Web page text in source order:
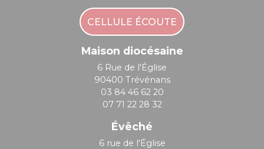
CELLULE ÉCOUTE
Maison diocésaine
6 Rue de l'Église
90400 Trévénans
03 84 46 62 20
07 71 22 28 32
Évêché
6 rue de l'Église